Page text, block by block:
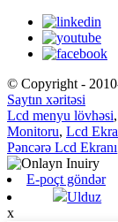
© Copyright -
Saytın xəritəsi
Lcd menyu lövhəsi,
Monitoru, Lcd
Pəncərə Lcd Ekranı
E-poçt göndər
Ulduz
x